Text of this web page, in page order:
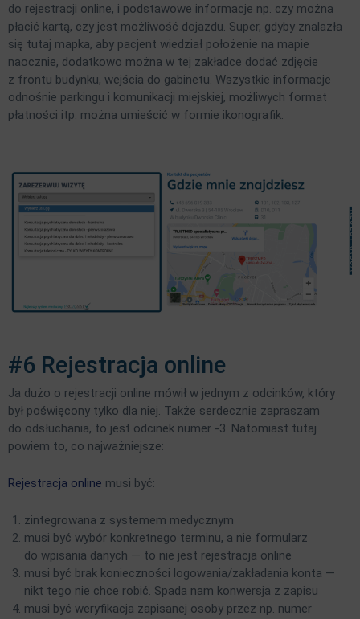
do rejestracji online, i podstawowe informacje np. czy można
płacić kartą, czy jest możliwość dojazdu. Super, gdyby znalazła
się tutaj mapka, aby pacjent wiedział położenie na mapie
naocznie, dodatkowo można w tej zakładce dodać zdjęcie
z frontu budynku, wejścia do gabinetu. Wszystkie informacje
odnośnie parkingu i komunikacji miejskiej, możliwych format
płatności itp. można umieścić w formie ikonografik.
#6 Rejestracja online
Ja dużo o rejestracji online mówił w jednym z odcinków, który
był poświęcony tylko dla niej. Także serdecznie zapraszam
do odsłuchania, to jest odcinek numer -3. Natomiast tutaj
powiem to, co najważniejsze:
Rejestracja online musi być:
zintegrowana z systemem medycznym
musi być wybór konkretnego terminu, a nie formularz
do wpisania danych — to nie jest rejestracja online
musi być brak konieczności logowania/zakładania konta —
nikt tego nie chce robić. Spada nam konwersja z zapisu
musi być weryfikacja zapisanej osoby przez np. numer